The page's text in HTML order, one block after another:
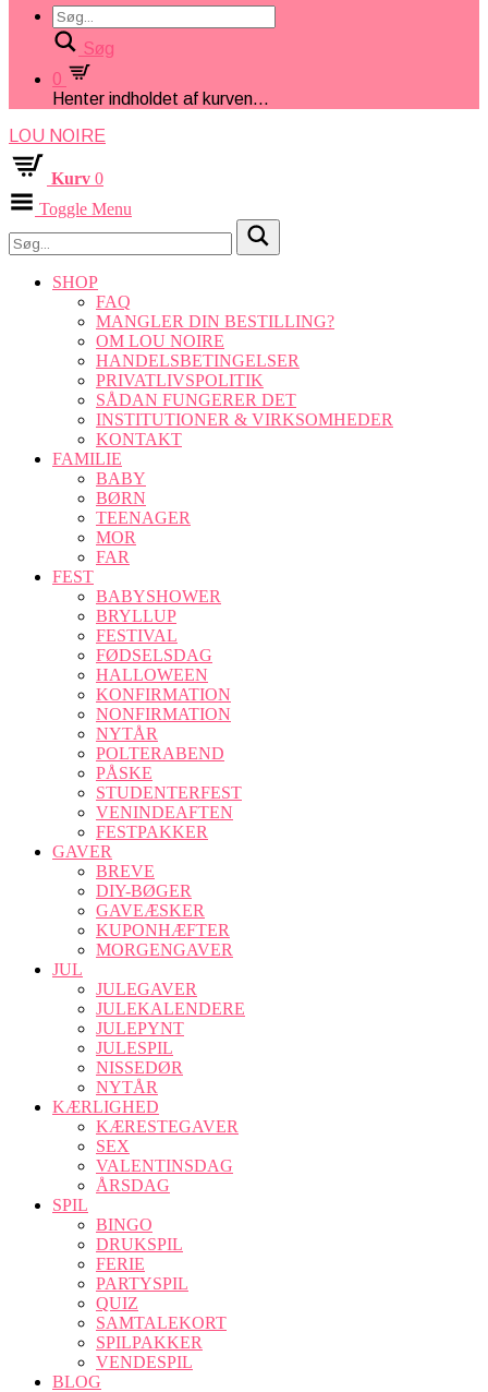
Søg
0
Henter indholdet af kurven...
LOU NOIRE
Kurv 0
Toggle Menu
SHOP
FAQ
MANGLER DIN BESTILLING?
OM LOU NOIRE
HANDELSBETINGELSER
PRIVATLIVSPOLITIK
SÅDAN FUNGERER DET
INSTITUTIONER & VIRKSOMHEDER
KONTAKT
FAMILIE
BABY
BØRN
TEENAGER
MOR
FAR
FEST
BABYSHOWER
BRYLLUP
FESTIVAL
FØDSELSDAG
HALLOWEEN
KONFIRMATION
NONFIRMATION
NYTÅR
POLTERABEND
PÅSKE
STUDENTERFEST
VENINDEAFTEN
FESTPAKKER
GAVER
BREVE
DIY-BØGER
GAVEÆSKER
KUPONHÆFTER
MORGENGAVER
JUL
JULEGAVER
JULEKALENDERE
JULEPYNT
JULESPIL
NISSEDØR
NYTÅR
KÆRLIGHED
KÆRESTEGAVER
SEX
VALENTINSDAG
ÅRSDAG
SPIL
BINGO
DRUKSPIL
FERIE
PARTYSPIL
QUIZ
SAMTALEKORT
SPILPAKKER
VENDESPIL
BLOG